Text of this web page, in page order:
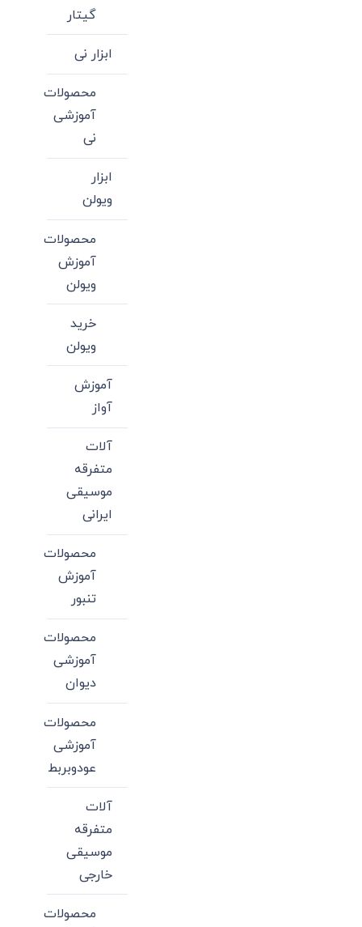
گیتار
ابزار نی
محصولات
آموزشی
نی
ابزار
ویولن
محصولات
آموزش
ویولن
خرید
ویولن
آموزش
آواز
آلات
متفرقه
موسیقی
ایرانی
محصولات
آموزش
تنبور
محصولات
آموزشی
دیوان
محصولات
آموزشی
عودوبربط
آلات
متفرقه
موسیقی
خارجی
محصولات